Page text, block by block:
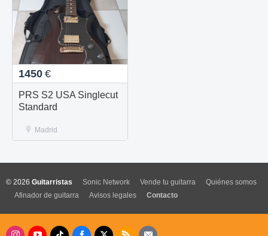
1450 €
PRS S2 USA Singlecut
Standard
Madrid
© 2026 Guitarristas Sonic Network Vende tu guitarra
Quiénes somos
Afinador de guitarra
Avisos legales Contacto